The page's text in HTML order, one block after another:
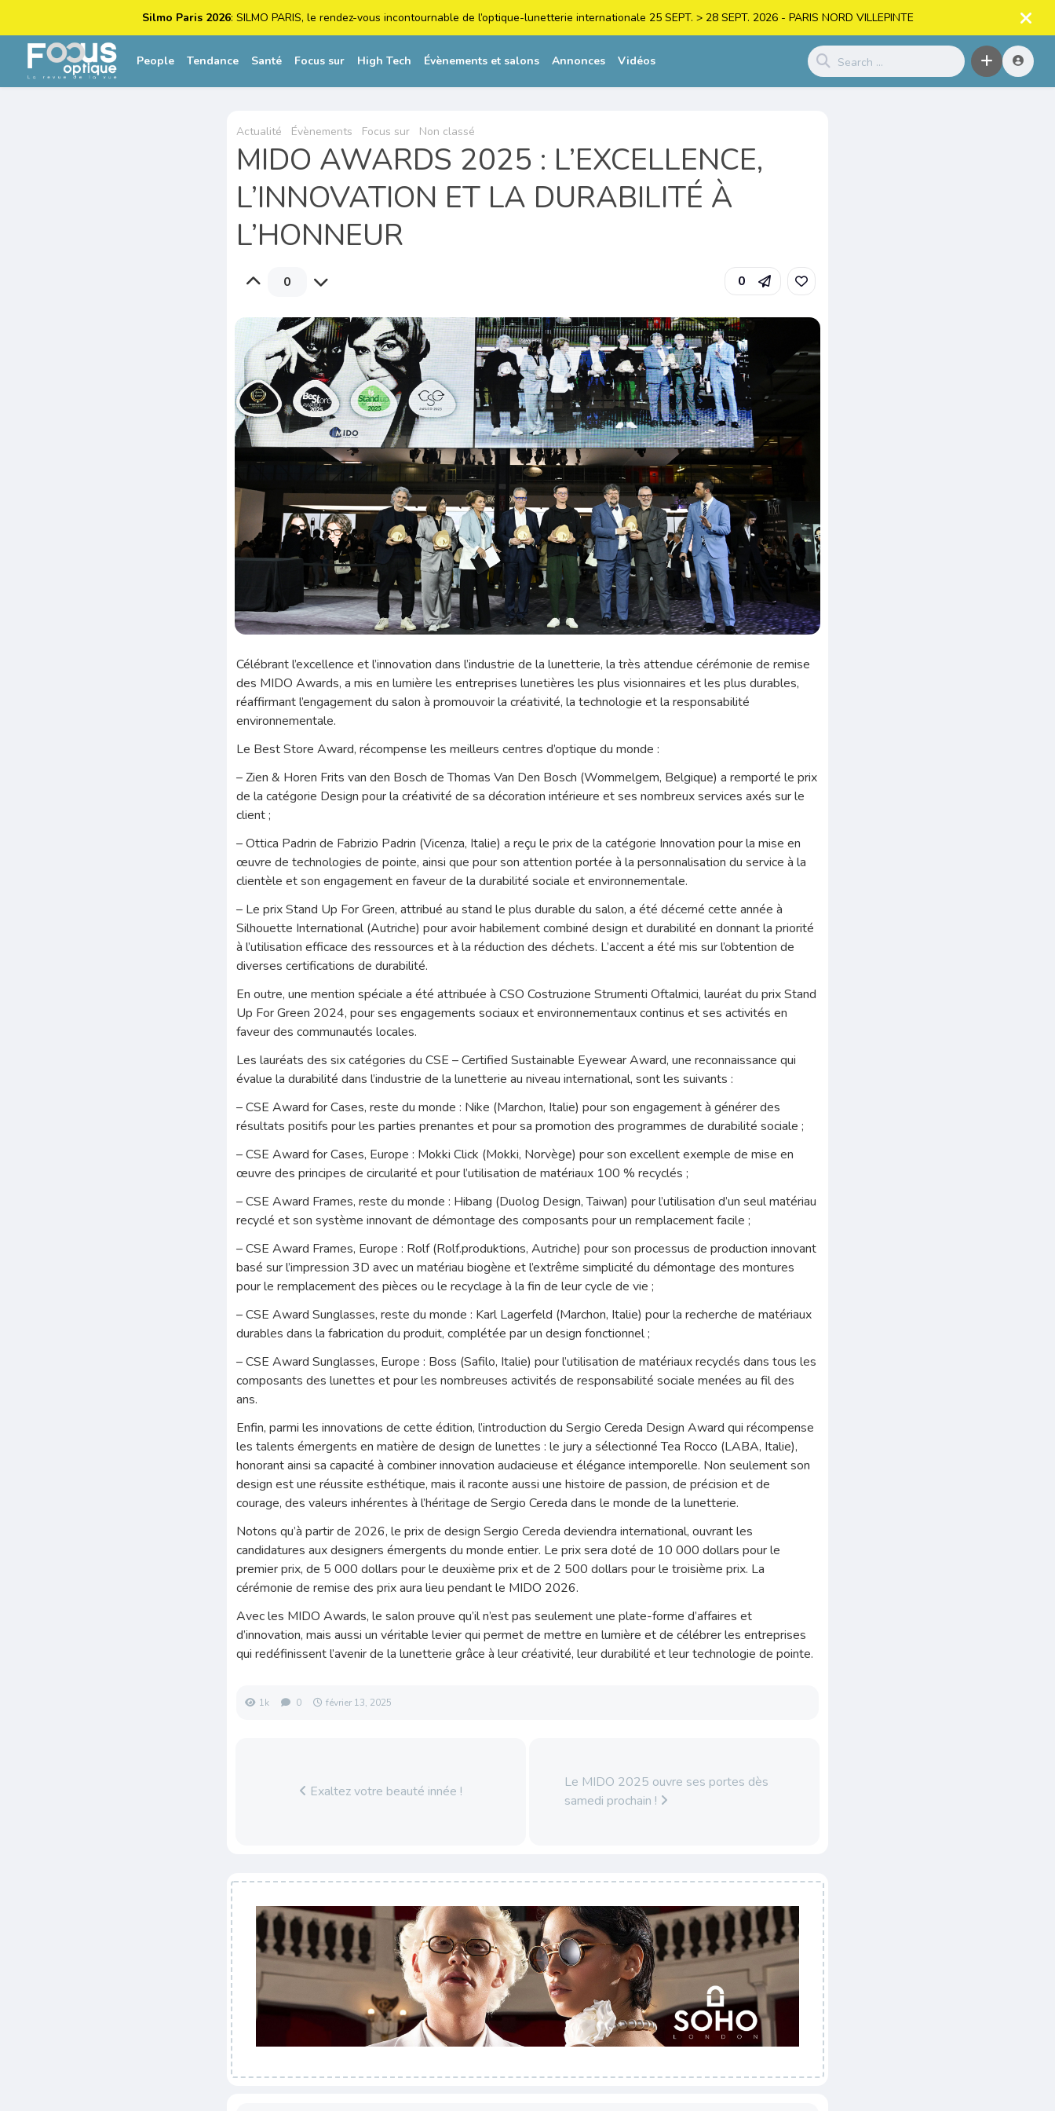
Silmo Paris 2026: SILMO PARIS, le rendez-vous incontournable de l’optique-lunetterie internationale 25 SEPT. > 28 SEPT. 2026 - PARIS NORD VILLEPINTE
People Tendance Santé Focus sur High Tech Évènements et salons Annonces Vidéos
Actualité Évènements Focus sur Non classé
MIDO AWARDS 2025 : L’EXCELLENCE,
L’INNOVATION ET LA DURABILITÉ À
L’HONNEUR
0 0
Célébrant l’excellence et l’innovation dans l’industrie de la lunetterie, la très attendue cérémonie de remise
des MIDO Awards, a mis en lumière les entreprises lunetières les plus visionnaires et les plus durables,
réaffirmant l’engagement du salon à promouvoir la créativité, la technologie et la responsabilité
environnementale.
Le Best Store Award, récompense les meilleurs centres d’optique du monde :
– Zien & Horen Frits van den Bosch de Thomas Van Den Bosch (Wommelgem, Belgique) a remporté le prix
de la catégorie Design pour la créativité de sa décoration intérieure et ses nombreux services axés sur le
client ;
– Ottica Padrin de Fabrizio Padrin (Vicenza, Italie) a reçu le prix de la catégorie Innovation pour la mise en
œuvre de technologies de pointe, ainsi que pour son attention portée à la personnalisation du service à la
clientèle et son engagement en faveur de la durabilité sociale et environnementale.
– Le prix Stand Up For Green, attribué au stand le plus durable du salon, a été décerné cette année à
Silhouette International (Autriche) pour avoir habilement combiné design et durabilité en donnant la priorité
à l’utilisation efficace des ressources et à la réduction des déchets. L’accent a été mis sur l’obtention de
diverses certifications de durabilité.
En outre, une mention spéciale a été attribuée à CSO Costruzione Strumenti Oftalmici, lauréat du prix Stand
Up For Green 2024, pour ses engagements sociaux et environnementaux continus et ses activités en
faveur des communautés locales.
Les lauréats des six catégories du CSE – Certified Sustainable Eyewear Award, une reconnaissance qui
évalue la durabilité dans l’industrie de la lunetterie au niveau international, sont les suivants :
– CSE Award for Cases, reste du monde : Nike (Marchon, Italie) pour son engagement à générer des
résultats positifs pour les parties prenantes et pour sa promotion des programmes de durabilité sociale ;
– CSE Award for Cases, Europe : Mokki Click (Mokki, Norvège) pour son excellent exemple de mise en
œuvre des principes de circularité et pour l’utilisation de matériaux 100 % recyclés ;
– CSE Award Frames, reste du monde : Hibang (Duolog Design, Taiwan) pour l’utilisation d’un seul matériau
recyclé et son système innovant de démontage des composants pour un remplacement facile ;
– CSE Award Frames, Europe : Rolf (Rolf.produktions, Autriche) pour son processus de production innovant
basé sur l’impression 3D avec un matériau biogène et l’extrême simplicité du démontage des montures
pour le remplacement des pièces ou le recyclage à la fin de leur cycle de vie ;
– CSE Award Sunglasses, reste du monde : Karl Lagerfeld (Marchon, Italie) pour la recherche de matériaux
durables dans la fabrication du produit, complétée par un design fonctionnel ;
– CSE Award Sunglasses, Europe : Boss (Safilo, Italie) pour l’utilisation de matériaux recyclés dans tous les
composants des lunettes et pour les nombreuses activités de responsabilité sociale menées au fil des
ans.
Enfin, parmi les innovations de cette édition, l’introduction du Sergio Cereda Design Award qui récompense
les talents émergents en matière de design de lunettes : le jury a sélectionné Tea Rocco (LABA, Italie),
honorant ainsi sa capacité à combiner innovation audacieuse et élégance intemporelle. Non seulement son
design est une réussite esthétique, mais il raconte aussi une histoire de passion, de précision et de
courage, des valeurs inhérentes à l’héritage de Sergio Cereda dans le monde de la lunetterie.
Notons qu’à partir de 2026, le prix de design Sergio Cereda deviendra international, ouvrant les
candidatures aux designers émergents du monde entier. Le prix sera doté de 10 000 dollars pour le
premier prix, de 5 000 dollars pour le deuxième prix et de 2 500 dollars pour le troisième prix. La
cérémonie de remise des prix aura lieu pendant le MIDO 2026.
Avec les MIDO Awards, le salon prouve qu’il n’est pas seulement une plate-forme d’affaires et
d’innovation, mais aussi un véritable levier qui permet de mettre en lumière et de célébrer les entreprises
qui redéfinissent l’avenir de la lunetterie grâce à leur créativité, leur durabilité et leur technologie de pointe.
1k 0 février 13, 2025
Exaltez votre beauté innée !
Le MIDO 2025 ouvre ses portes dès
samedi prochain !